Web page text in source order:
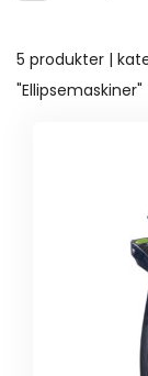
5 produkter |
"Ellipsemaskiner"